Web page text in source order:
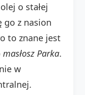
o stałej
go z nasion
to znane jest
masłosz Parka.
w